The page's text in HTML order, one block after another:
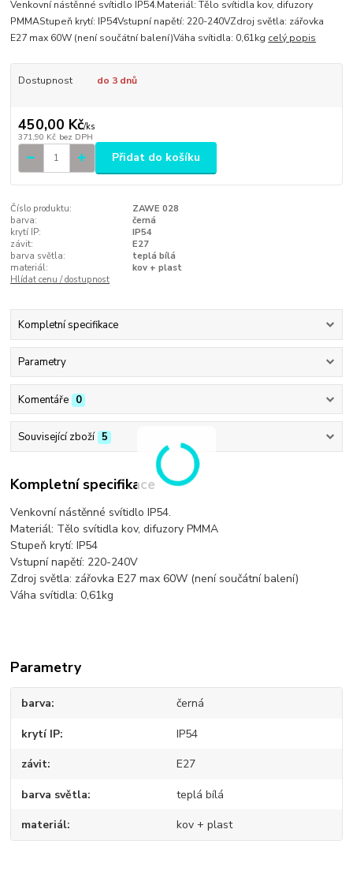
Venkovní nástěnné svítidlo IP54.Materiál: Tělo svítidla kov, difuzory
PMMAStupeň krytí: IP54Vstupní napětí: 220-240VZdroj světla: zářovka
E27 max 60W (není součátní balení)Váha svítidla: 0,61kg celý popis
Dostupnost do 3 dnů
450,00 Kč/ks
371,90 Kč bez DPH
Přidat do košíku
Číslo produktu:
ZAWE 028
barva:
černá
krytí IP:
IP54
závit:
E27
barva světla:
teplá bílá
materiál:
kov + plast
Hlídat cenu / dostupnost
Kompletní specifikace
Parametry
Komentáře 0
Související zboží 5
Kompletní specifikace
Venkovní nástěnné svítidlo IP54.
Materiál: Tělo svítidla kov, difuzory PMMA
Stupeň krytí: IP54
Vstupní napětí: 220-240V
Zdroj světla: zářovka E27 max 60W (není součátní balení)
Váha svítidla: 0,61kg
Parametry
barva černá
krytí IP IP54
závit E27
barva světla teplá bílá
materiál kov + plast